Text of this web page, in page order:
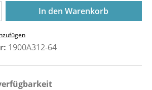
Gib den gewünschten
In den Warenkorb
1900A312-64